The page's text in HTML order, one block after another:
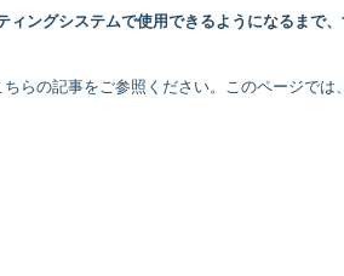
ングシステムで使用できるようになるまで
らの記事をご参照ください。このページでは